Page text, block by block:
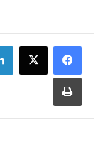
طباعة